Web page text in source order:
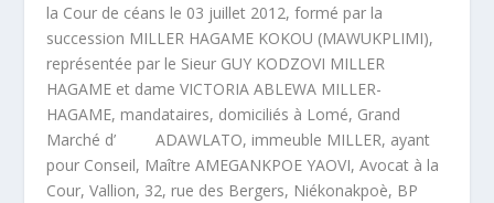
la Cour de céans le 03 juillet 2012, formé par la
succession MILLER HAGAME KOKOU (MAWUKPLIMI),
représentée par le Sieur GUY KODZOVI MILLER
HAGAME et dame VICTORIA ABLEWA MILLER-
HAGAME, mandataires, domiciliés à Lomé, Grand
Marché d’ ADAWLATO, immeuble MILLER, ayant
pour Conseil, Maître AMEGANKPOE YAOVI, Avocat à la
Cour, Vallion, 32, rue des Bergers, Niékonakpoè, BP